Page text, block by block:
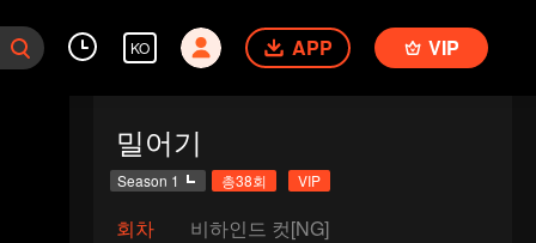
KO APP VIP
밀어기
Season 1 총38회 VIP
회차 비하인드 컷[NG]